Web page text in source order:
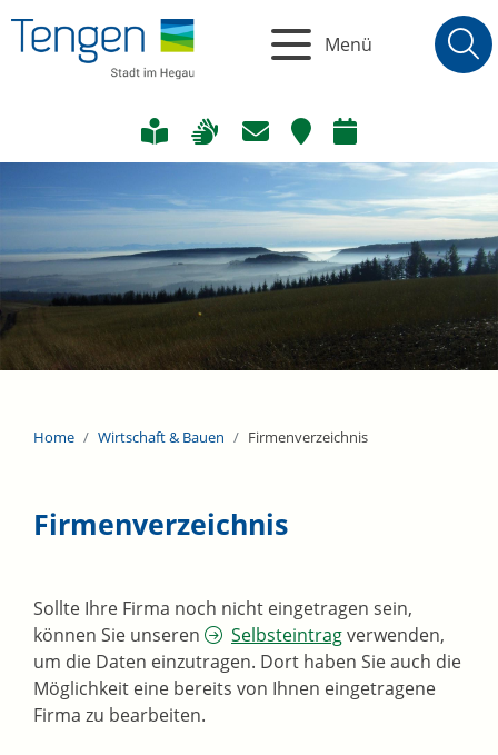
Menü
Home Wirtschaft & Bauen Firmenverzeichnis
Firmenverzeichnis
Sollte Ihre Firma noch nicht eingetragen sein,
können Sie unseren
Selbsteintragverwenden,
um die Daten einzutragen. Dort haben Sie auch die
Möglichkeit eine bereits von Ihnen eingetragene
Firma zu bearbeiten.